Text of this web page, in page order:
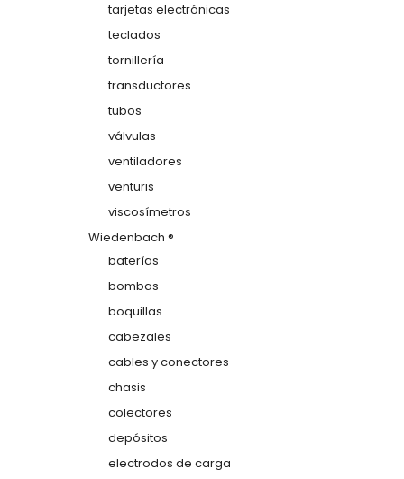
tarjetas electrónicas
teclados
tornillería
transductores
tubos
válvulas
ventiladores
venturis
viscosímetros
Wiedenbach ®
baterías
bombas
boquillas
cabezales
cables y conectores
chasis
colectores
depósitos
electrodos de carga